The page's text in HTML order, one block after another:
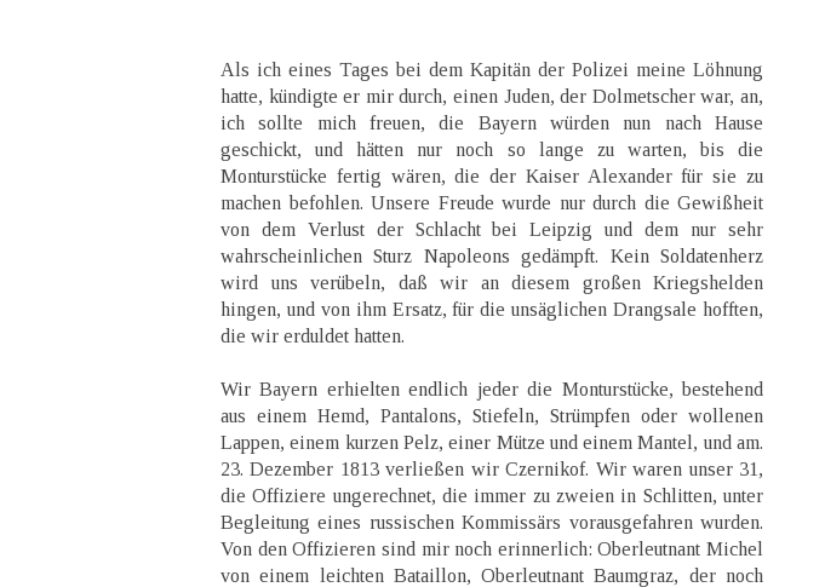
Als ich eines Tages bei dem Kapitän der Polizei meine Löhnung
hatte, kündigte er mir durch, einen Juden, der Dolmetscher war, an,
ich sollte mich freuen, die Bayern würden nun nach Hause
geschickt, und hätten nur noch so lange zu warten, bis die
Monturstücke fertig wären, die der Kaiser Alexander für sie zu
machen befohlen. Unsere Freude wurde nur durch die Gewißheit
von dem Verlust der Schlacht bei Leipzig und dem nur sehr
wahrscheinlichen Sturz Napoleons gedämpft. Kein Soldatenherz
wird uns verübeln, daß wir an diesem großen Kriegshelden
hingen, und von ihm Ersatz, für die unsäglichen Drangsale hofften,
die wir erduldet hatten.
Wir Bayern erhielten endlich jeder die Monturstücke, bestehend
aus einem Hemd, Pantalons, Stiefeln, Strümpfen oder wollenen
Lappen, einem kurzen Pelz, einer Mütze und einem Mantel, und am.
23. Dezember 1813 verließen wir Czernikof. Wir waren unser 31,
die Offiziere ungerechnet, die immer zu zweien in Schlitten, unter
Begleitung eines russischen Kommissärs vorausgefahren wurden.
Von den Offizieren sind mir noch erinnerlich: Oberleutnant Michel
von einem leichten Bataillon, Oberleutnant Baumgraz, der noch